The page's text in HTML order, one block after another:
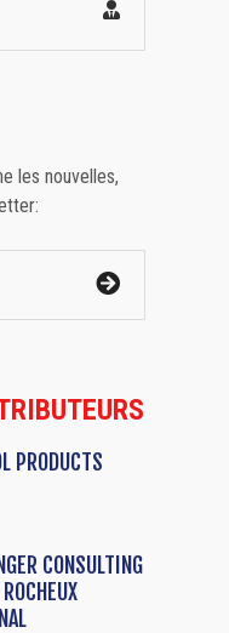
les nouvelles,
PRODUCTS
CONSULTING